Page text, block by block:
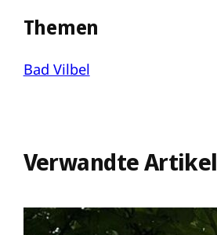
Themen
Bad Vilbel
Verwandte Artikel